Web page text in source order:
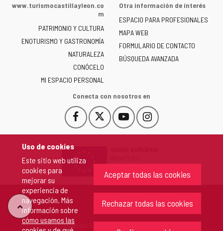
Uso de cookies
Este sitio web utiliza
cookies para
mejorar su
experiencia de
navegación. Más
información sobre
cómo usamos las
Aceptar todas las cookies
Rechazar todas las cookies
la
de
Castilla
y
León
-
www.turismocastillayleon.co
m
PATRIMONIO Y CULTURA
ENOTURISMO Y GASTRONOMÍA
NATURALEZA
CONÓCELO
MI ESPACIO PERSONAL
Otra información de interés
ESPACIO PARA PROFESIONALES
MAPA WEB
FORMULARIO DE CONTACTO
BÚSQUEDA AVANZADA
Conecta con nosotros en
Facebook
Este
enlace
en
nueva.
Este
enlace
una
ventana
nueva.
YouTube
Este
enlace
una
ventana
nueva.
Instagram
Este
enlace
una
ventana
nueva.
"Volver
arriba"
Copyright 2026 - Junta de Castilla y León